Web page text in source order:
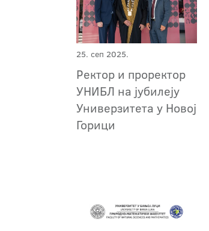
25. сеп 2025.
Ректор и проректор
УНИБЛ на јубилеју
Универзитета у Новој
Горици